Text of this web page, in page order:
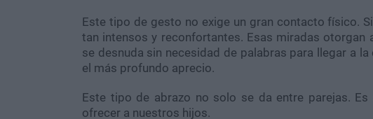
Este tipo de gesto no exige un gran contacto físico.
tan intensos y reconfortantes. Esas miradas otorgan
se desnuda sin necesidad de palabras para llegar a
el más profundo aprecio.
Este tipo de abrazo no solo se da entre parejas.
ofrecer a nuestros hijos.